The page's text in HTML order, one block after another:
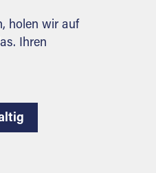
holen wir auf
Ihren